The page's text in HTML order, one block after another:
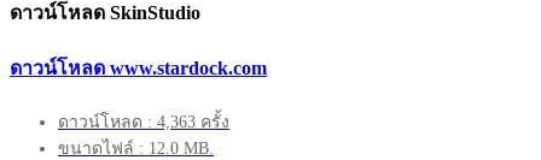
ดาวน์โหลด SkinStudio
ดาวน์โหลด www.stardock.com
ดาวน์โหลด : 4,363 ครั้ง
ขนาดไฟล์ : 12.0 MB.